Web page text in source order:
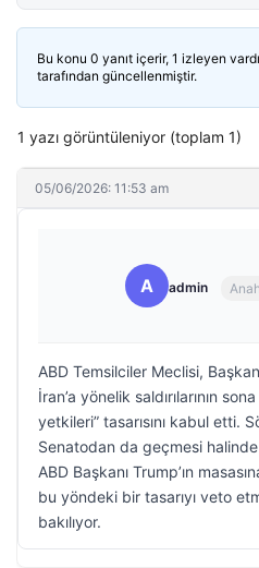
Bu konu 0 yanıt içerir, 1 izleyen
tarafından güncellenmiştir.
1 yazı görüntüleniyor (toplam 1)
05/06/2026: 11:53 am
A admin
ABD Temsilciler Meclisi,
İran’a yönelik saldırılarının
yetkileri” tasarısını kabul etti.
Senatodan da geçmesi halinde
ABD Başkanı Trump’ın
bu yöndeki bir tasarıyı veto
bakılıyor.